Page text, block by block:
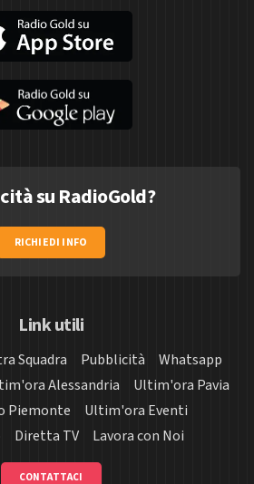
su RadioGold?
RICHIEDI INFO
Link utili
Squadra Pubblicità
Whatsapp
Alessandria
Ultim'ora Pavia
Piemonte
Ultim'ora Eventi
Diretta TV Lavora con Noi
CONTATTACI